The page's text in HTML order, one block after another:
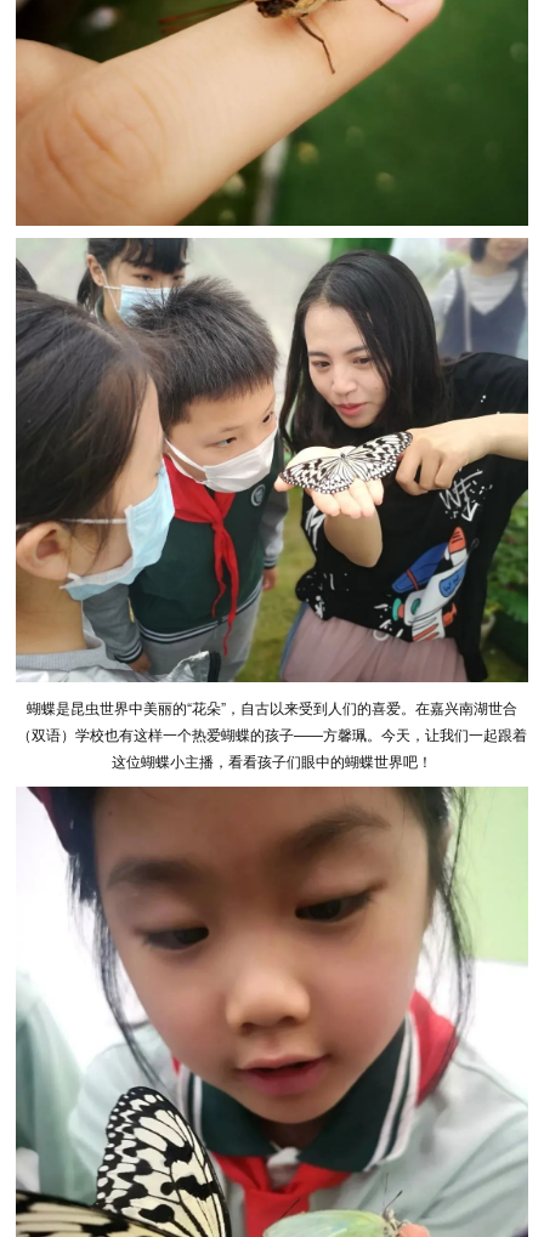
蝴蝶是昆虫世界中美丽的“花朵”，自古以来受到人们的喜爱。在嘉兴南湖世合
（双语）学校也有这样一个热爱蝴蝶的孩子——方馨珮。今天，让我们一起跟着
这位蝴蝶小主播，看看孩子们眼中的蝴蝶世界吧！